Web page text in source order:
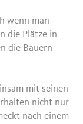
wenn man
die Plätze in
die Bauern
mit seinen
nicht nur
nach einem